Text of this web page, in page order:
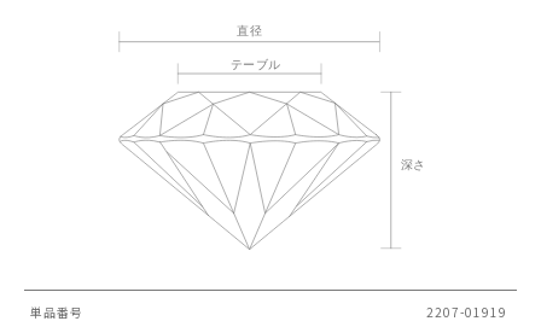
単品番号 2207-01919